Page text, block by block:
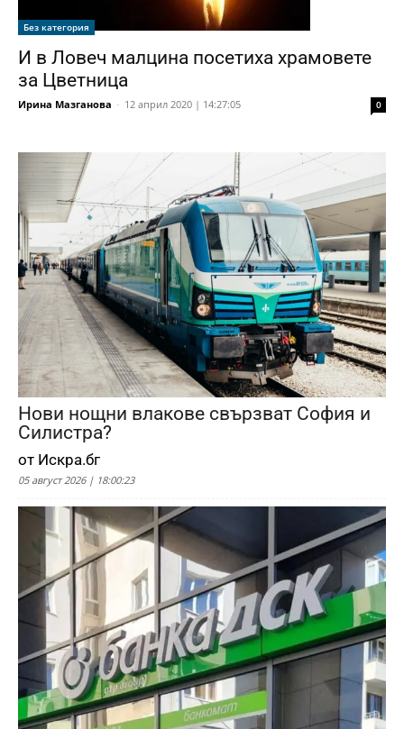
Без категория
И в Ловеч малцина посетиха храмовете
за Цветница
Ирина Мазганова - 12 април 2020 | 14:27:05 0
Нови нощни влакове свързват София и
Силистра?
от Искра.бг
05 август 2026 | 18:00:23